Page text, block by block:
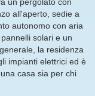
all'aperto, sedie a
autonomo con aria
solari e un
la residenza
impianti elettrici ed è
casa sia per chi